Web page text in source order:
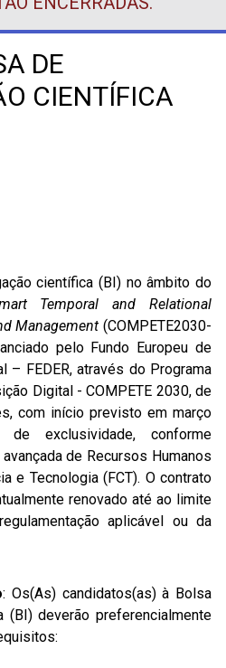
DE
CIENTÍFICA
científica (BI) no âmbito do
Temporal and Relational
Management (COMPETE2030-
pelo Fundo Europeu de
– FEDER, através do Programa
Digital - COMPETE 2030, de
com início previsto em março
exclusividade, conforme
de Recursos Humanos
e Tecnologia (FCT). O contrato
renovado até ao limite
aplicável ou da
: Os(As) candidatos(as) à Bolsa
(BI) deverão preferencialmente